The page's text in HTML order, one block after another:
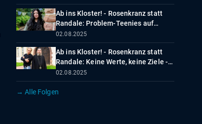
Gehorsam
Ab ins Kloster! - Rosenkranz statt
Randale: Problem-Teenies auf
Erziehungs-Kur
02.08.2025
Ab ins Kloster! - Rosenkranz statt
Randale: Keine Werte, keine Ziele -
So geht es nicht weiter!
02.08.2025
→ Alle Folgen